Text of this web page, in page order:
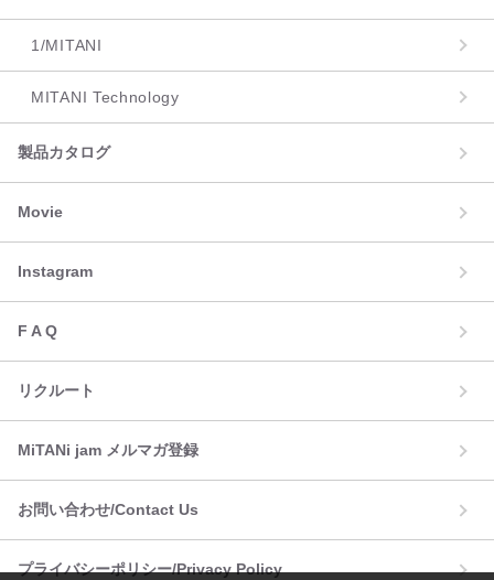
1/MITANI
MITANI Technology
製品カタログ
Movie
Instagram
F A Q
リクルート
MiTANi jam メルマガ登録
お問い合わせ/Contact Us
プライバシーポリシー/Privacy Policy